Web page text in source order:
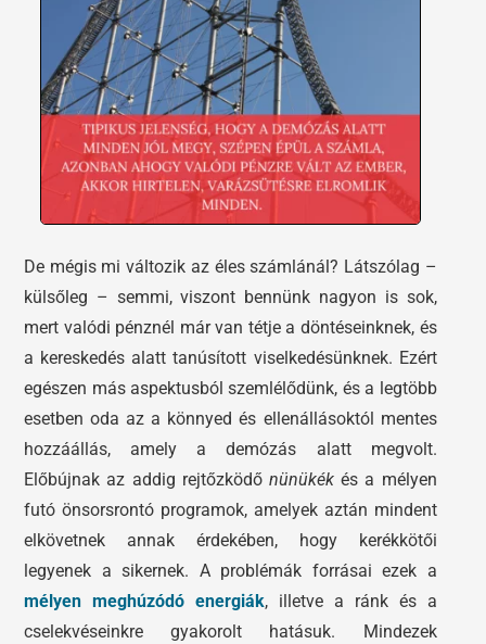
De mégis mi változik az éles számlánál? Látszólag –
külsőleg – semmi, viszont bennünk nagyon is sok,
mert valódi pénznél már van tétje a döntéseinknek, és
a kereskedés alatt tanúsított viselkedésünknek. Ezért
egészen más aspektusból szemlélődünk, és a legtöbb
esetben oda az a könnyed és ellenállásoktól mentes
hozzáállás, amely a demózás alatt megvolt.
Előbújnak az addig rejtőzködő nünükékés a mélyen
futó önsorsrontó programok, amelyek aztán mindent
elkövetnek annak érdekében, hogy kerékkötői
legyenek a sikernek. A problémák forrásai ezek a
mélyen meghúzódó energiák, illetve a ránk és a
cselekvéseinkre gyakorolt hatásuk. Mindezek